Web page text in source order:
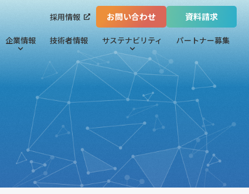
企業情報 技術者情報 サステナビリティ パートナー募集
採用情報 お問い合わせ 資料請求